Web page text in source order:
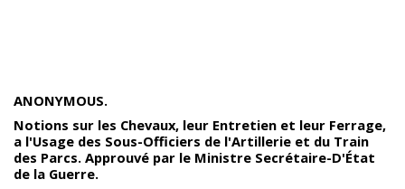
ANONYMOUS.
Notions sur les Chevaux, leur Entretien et leur Ferrage,
a l'Usage des Sous-Officiers de l'Artillerie et du Train
des Parcs. Approuvé par le Ministre Secrétaire-D'État
de la Guerre.